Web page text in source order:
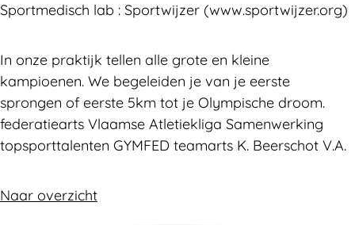
Sportmedisch lab : Sportwijzer (www.sportwijzer.org)
In onze praktijk tellen alle grote en kleine
kampioenen. We begeleiden je van je eerste
sprongen of eerste 5km tot je Olympische droom.
federatiearts Vlaamse Atletiekliga Samenwerking
topsporttalenten GYMFED teamarts K. Beerschot V.A.
Naar overzicht